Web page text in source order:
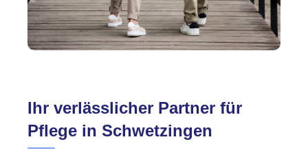
Ihr verlässlicher Partner für
Pflege in Schwetzingen